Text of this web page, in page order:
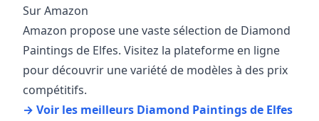
Sur Amazon
Amazon propose une vaste sélection de Diamond
Paintings de Elfes. Visitez la plateforme en ligne
pour découvrir une variété de modèles à des prix
compétitifs.
→ Voir les meilleurs Diamond Paintings de Elfes